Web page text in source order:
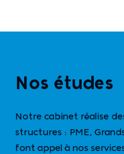
Nos études
Notre cabinet réalise
structures : PME,
font appel à nos